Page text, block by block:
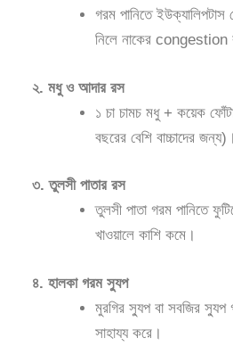
গরম পানিতে ইউক্যালিপটাস
নিলে নাকের congestion
২. মধু ও আদার রস
১ চা চামচ মধু + কয়েক
বছরের বেশি বাচ্চাদের জন্য)।
৩. তুলসী পাতার রস
তুলসী পাতা গরম পানিতে
খাওয়ালে কাশি কমে।
৪. হালকা গরম স্যুপ
মুরগির স্যুপ বা সবজির স্যুপ
সাহায্য করে।